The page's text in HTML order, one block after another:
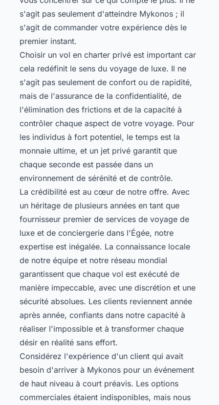
s'agit pas seulement d'atteindre Mykonos ; il
s'agit de commander votre expérience dès le
premier instant.
Choisir un vol en charter privé est important car
cela redéfinit le sens du voyage de luxe. Il ne
s'agit pas seulement de confort ou de rapidité,
mais de l'assurance de la confidentialité, de
l'élimination des frictions et de la capacité à
contrôler chaque aspect de votre voyage. Pour
les individus à fort potentiel, le temps est la
monnaie ultime, et un jet privé garantit que
chaque seconde est passée dans un
environnement de sérénité et de contrôle.
La crédibilité est au cœur de notre offre. Avec
un héritage de plusieurs années en tant que
fournisseur premier de services de voyage de
luxe et de conciergerie dans l'Égée, notre
expertise est inégalée. La connaissance locale
de notre équipe et notre réseau mondial
garantissent que chaque vol est exécuté de
manière impeccable, avec une discrétion et une
sécurité absolues. Les clients reviennent année
après année, confiants dans notre capacité à
réaliser l'impossible et à transformer chaque
désir en réalité sans effort.
Considérez l'expérience d'un client qui avait
besoin d'arriver à Mykonos pour un événement
de haut niveau à court préavis. Les options
commerciales étaient indisponibles, mais nous